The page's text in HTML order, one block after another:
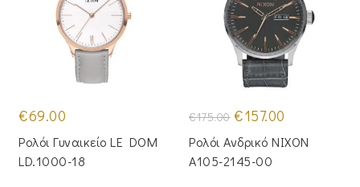
€69.00
Ρολόι Γυναικείο LE DOM
LD.1000-18
€175.00 Original
price
was:
€175.00.
€157.00
τιμή
είναι:
Ρολόι Ανδρικό NIXON
A105-2145-00